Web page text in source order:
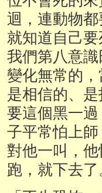
迴，連動物
就知道自己
我們第八意
變化無常的
是相信的、
要這個黑一
子平常怕上
對他一叫，
跑，就下去